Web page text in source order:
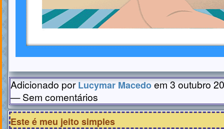
Adicionado porLucymar Macedoem 3 outubro
— Sem comentários
Este é meu jeito simples